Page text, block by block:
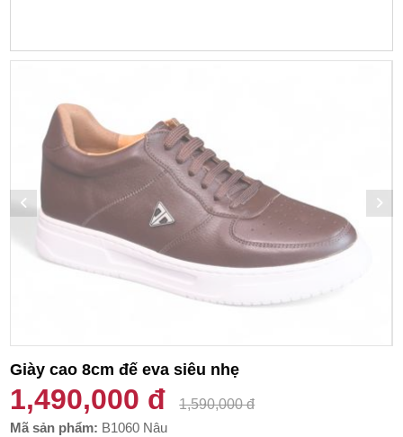
Giày cao 8cm đế eva siêu nhẹ
1,490,000 đ
1,590,000 đ
Mã sản phẩm: B1060 Nâu